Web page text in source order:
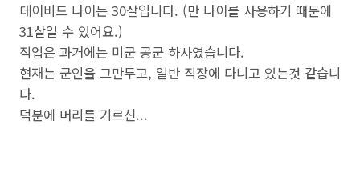
데이비드 나이는 30살입니다. (만 나이를 사용하기 때문에
31살일 수 있어요.)
직업은 과거에는 미군 공군 하사였습니다.
현재는 군인을 그만두고, 일반 직장에 다니고 있는것 같습니
다.
덕분에 머리를 기르신...